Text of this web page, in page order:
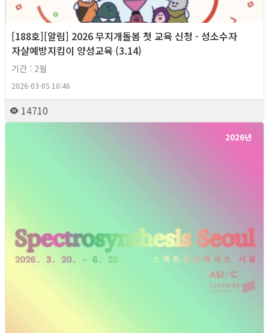
[188호][알림] 2026 무지개돌봄 첫 교육 신청 - 성소수자
자살예방지킴이 양성교육 (3.14)
기간 : 2월
2026-03-05 10:46
14710
2026년